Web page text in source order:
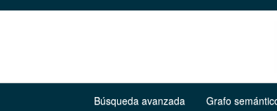
Búsqueda avanzada Grafo